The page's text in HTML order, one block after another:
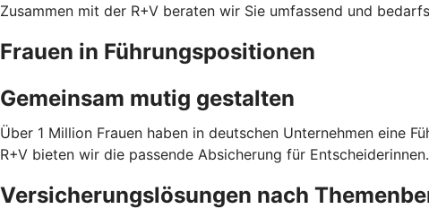
Zusammen mit der R+V beraten wir Sie umfassend und
Frauen in Führungspositionen
Gemeinsam mutig gestalten
Über 1 Million Frauen haben in deutschen Unternehmen eine
R+V bieten wir die passende Absicherung für Entscheiderinnen.
Versicherungslösungen nach